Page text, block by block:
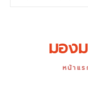
มอง
หน้าแร